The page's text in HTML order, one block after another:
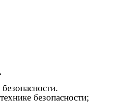
безопасности;